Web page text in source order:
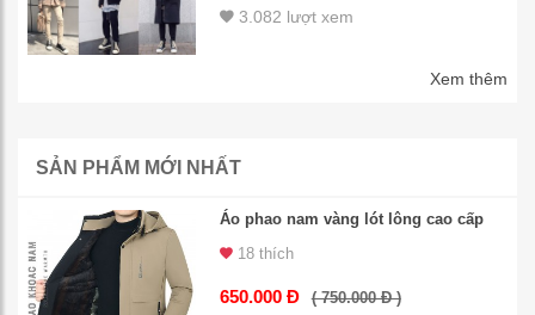
3.082 lượt xem
Xem thêm
SẢN PHẨM MỚI NHẤT
Áo phao nam vàng lót lông cao cấp
18 thích
650.000 Đ ( 750.000 Đ )